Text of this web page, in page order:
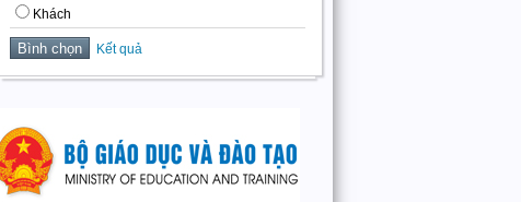
Khách
Kết quả